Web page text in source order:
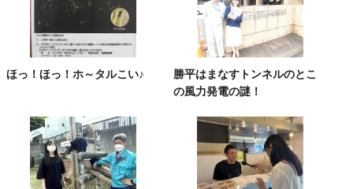
ほっ！ほっ！ホ～タルこい♪
勝平はまなすトンネルのとこ
の風力発電の謎！